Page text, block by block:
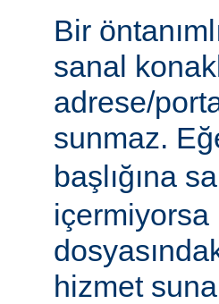
Bir
sanal
adrese/
sunmaz.
başlığına
içermiyorsa
hizmet